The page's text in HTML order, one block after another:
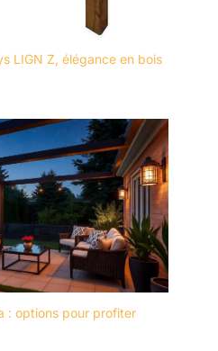
LIGN Z, élégance en bois
: options pour profiter